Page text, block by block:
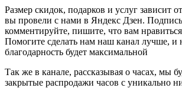
Размер скидок, подарков и услуг зависит
вы провели с нами в Яндекс Дзен.
комментируйте, пишите, что вам
Помогите сделать нам наш канал лучше, и
благодарность будет максимальной
Так же в канале, рассказывая о часах, мы
закрытые распродажи часов с уникально